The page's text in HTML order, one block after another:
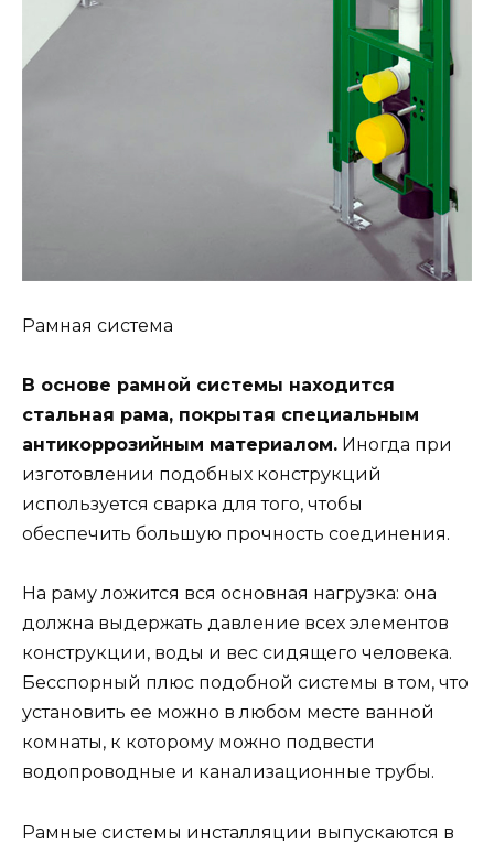
Рамная система
В основе рамной системы находится
стальная рама, покрытая специальным
антикоррозийным материалом. Иногда при
изготовлении подобных конструкций
используется сварка для того, чтобы
обеспечить большую прочность соединения.
На раму ложится вся основная нагрузка: она
должна выдержать давление всех элементов
конструкции, воды и вес сидящего человека.
Бесспорный плюс подобной системы в том, что
установить ее можно в любом месте ванной
комнаты, к которому можно подвести
водопроводные и канализационные трубы.
Рамные системы инсталляции выпускаются в